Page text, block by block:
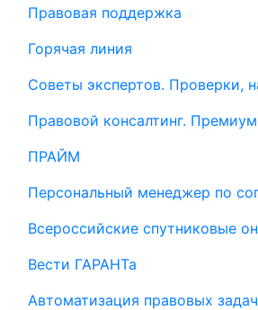
Правовая поддержка
Горячая линия
Советы экспертов. Проверки,
Правовой консалтинг. Премиум
ПРАЙМ
Персональный менеджер по
Всероссийские спутниковые
Вести ГАРАНТа
Автоматизация правовых